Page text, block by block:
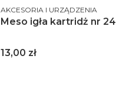
PRODUCENT
AKCESORIA I URZĄDZENIA
Meso igła kartridż nr 24
Cena
13,00 zł